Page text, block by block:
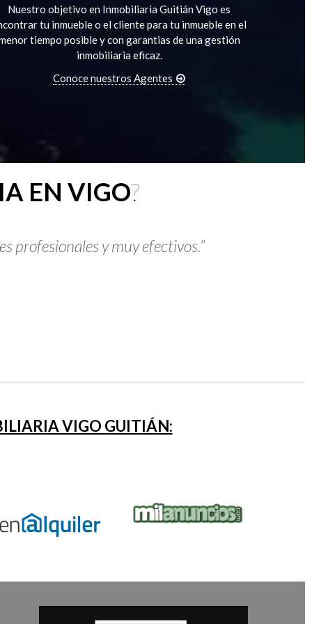
Nuestro objetivo en Inmobiliaria Guitián Vigo es
tu inmueble o el cliente para tu inmueble en el
tiempo posible y con garantias de una gestión
inmobiliaria eficaz.
Conoce nuestros Agentes
EN VIGO?
profesionales y muy efectivos.”
VIGO GUITIÁN: